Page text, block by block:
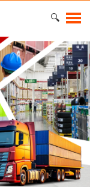
🔍